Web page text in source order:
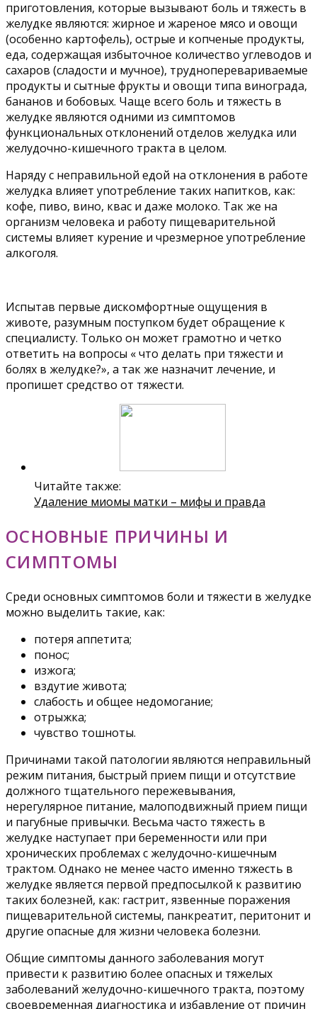
приготовления, которые вызывают боль и тяжесть в
желудке являются: жирное и жареное мясо и овощи
(особенно картофель), острые и копченые продукты,
еда, содержащая избыточное количество углеводов и
сахаров (сладости и мучное), трудноперевариваемые
продукты и сытные фрукты и овощи типа винограда,
бананов и бобовых. Чаще всего боль и тяжесть в
желудке являются одними из симптомов
функциональных отклонений отделов желудка или
желудочно-кишечного тракта в целом.
Наряду с неправильной едой на отклонения в работе
желудка влияет употребление таких напитков, как:
кофе, пиво, вино, квас и даже молоко. Так же на
организм человека и работу пищеварительной
системы влияет курение и чрезмерное употребление
алкоголя.
Испытав первые дискомфортные ощущения в
животе, разумным поступком будет обращение к
специалисту. Только он может грамотно и четко
ответить на вопросы « что делать при тяжести и
болях в желудке?», а так же назначит лечение, и
пропишет средство от тяжести.
Читайте также:
Удаление миомы матки – мифы и правда
ОСНОВНЫЕ ПРИЧИНЫ И
СИМПТОМЫ
Среди основных симптомов боли и тяжести в желудке
можно выделить такие, как:
потеря аппетита;
понос;
изжога;
вздутие живота;
слабость и общее недомогание;
отрыжка;
чувство тошноты.
Причинами такой патологии являются неправильный
режим питания, быстрый прием пищи и отсутствие
должного тщательного пережевывания,
нерегулярное питание, малоподвижный прием пищи
и пагубные привычки. Весьма часто тяжесть в
желудке наступает при беременности или при
хронических проблемах с желудочно-кишечным
трактом. Однако не менее часто именно тяжесть в
желудке является первой предпосылкой к развитию
таких болезней, как: гастрит, язвенные поражения
пищеварительной системы, панкреатит, перитонит и
другие опасные для жизни человека болезни.
Общие симптомы данного заболевания могут
привести к развитию более опасных и тяжелых
заболеваний желудочно-кишечного тракта, поэтому
своевременная диагностика и избавление от причин